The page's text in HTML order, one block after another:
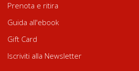
Prenota e ritira
Guida all'ebook
Gift Card
Iscriviti alla Newsletter